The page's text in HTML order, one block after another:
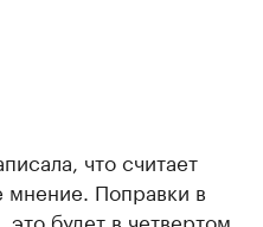
что считает
Поправки в
будет в четвертом